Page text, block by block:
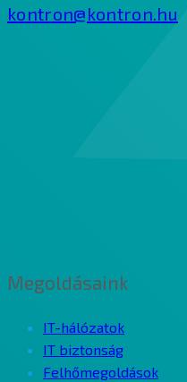
kontron@kontron.hu
Megoldásaink
IT-hálózatok
IT biztonság
Felhőmegoldások